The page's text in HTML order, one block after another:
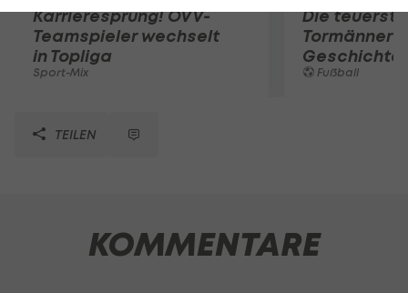
Karrieresprung! ÖVV-
Teamspieler wechselt
in Topliga
Sport-Mix
Die
Tormänner
Geschichte
Fußball
TEILEN
KOMMENTARE